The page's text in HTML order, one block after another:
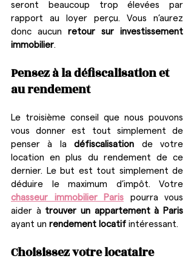
seront beaucoup trop élevées par
rapport au loyer perçu. Vous n’aurez
donc aucun retour sur investissement
immobilier.
Pensez à la défiscalisation et
au rendement
Le troisième conseil que nous pouvons
vous donner est tout simplement de
penser à la défiscalisation de votre
location en plus du rendement de ce
dernier. Le but est tout simplement de
chasseur immobilier Paris pourra vous
aider à trouver un appartement à Paris
ayant un rendement locatif intéressant.
Choisissez votre locataire